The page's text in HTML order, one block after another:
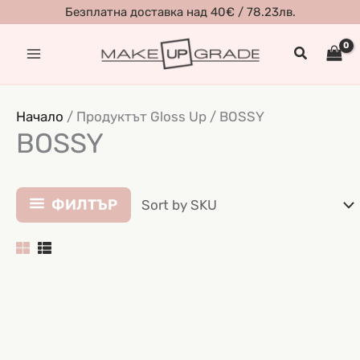
content
Безплатна доставка над 40€ / 78.23лв.
Search
Начало / Продуктът Gloss Up / BOSSY
BOSSY
ФИЛТЪР